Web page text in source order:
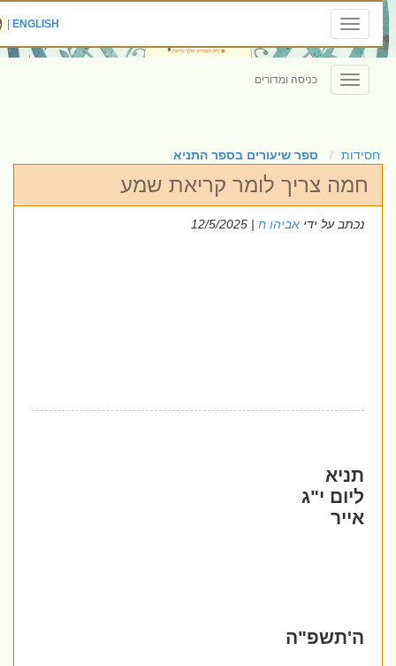
Toggle
navigation
ENGLISH
|
Toggle
navigation
כניסה ומדורים
חסידות ספר שיעורים בספר התניא
חמה צריך לומר קריאת שמע
נכתב על ידיאביהו ח| 12/5/2025
תניא
ליום י"ג
אייר
ה'תשפ"ה